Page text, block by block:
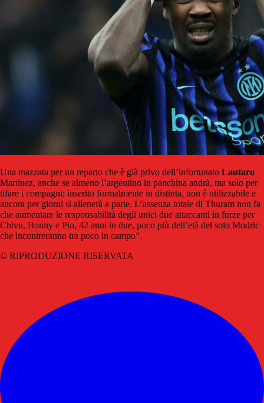
Una mazzata per un reparto che è già privo dell’infortunato Lautaro
Martinez, anche se almeno l’argentino in panchina andrà, ma solo per
tifare i compagni: inserito formalmente in distinta, non è utilizzabile e
ancora per giorni si allenerà a parte. L’assenza totale di Thuram non fa
che aumentare le responsabilità degli unici due attaccanti in forze per
Chivu, Bonny e Pio, 42 anni in due, poco più dell’età del solo Modric
che incontreranno tra poco in campo".
© RIPRODUZIONE RISERVATA